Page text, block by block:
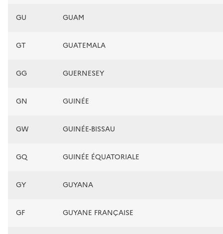
GU GUAM
GT GUATEMALA
GG GUERNESEY
GN GUINÉE
GW GUINÉE-BISSAU
GQ GUINÉE ÉQUATORIALE
GY GUYANA
GF GUYANE FRANÇAISE